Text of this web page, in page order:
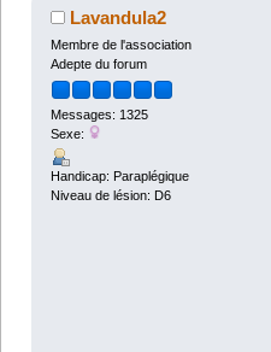
Lavandula2
Membre de l'association
Adepte du forum
Messages: 1325
Sexe:
Handicap: Paraplégique
Niveau de lésion: D6